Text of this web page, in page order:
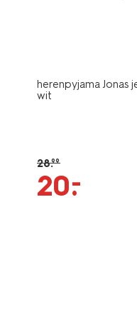
herenpyjama Jonas
wit
28.99
20.
–